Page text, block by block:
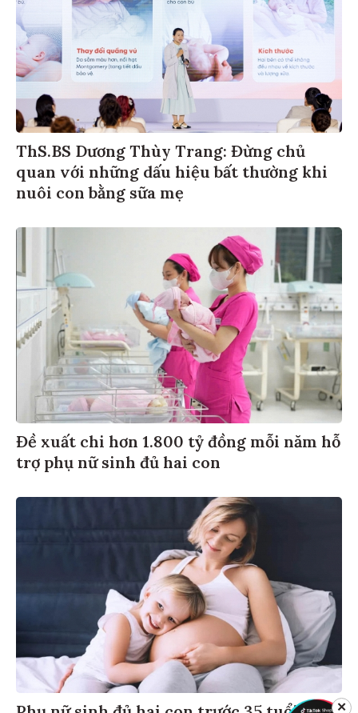
ThS.BS Dương Thùy Trang: Đừng chủ
quan với những dấu hiệu bất thường khi
nuôi con bằng sữa mẹ
Đề xuất chi hơn 1.800 tỷ đồng mỗi năm hỗ
trợ phụ nữ sinh đủ hai con
✕